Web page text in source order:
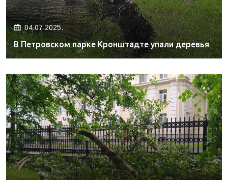
04.07.2025.
В Петровском парке Кронштадте упали деревья